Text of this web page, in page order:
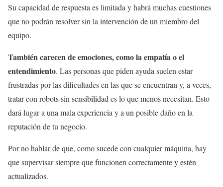
Su capacidad de respuesta es limitada y habrá muchas cuestiones
que no podrán resolver sin la intervención de un miembro del
equipo.
También carecen de emociones, como la empatía o el
entendimiento. Las personas que piden ayuda suelen estar
frustradas por las dificultades en las que se encuentran y, a veces,
tratar con robots sin sensibilidad es lo que menos necesitan. Esto
dará lugar a una mala experiencia y a un posible daño en la
reputación de tu negocio.
Por no hablar de que, como sucede con cualquier máquina, hay
que supervisar siempre que funcionen correctamente y estén
actualizados.